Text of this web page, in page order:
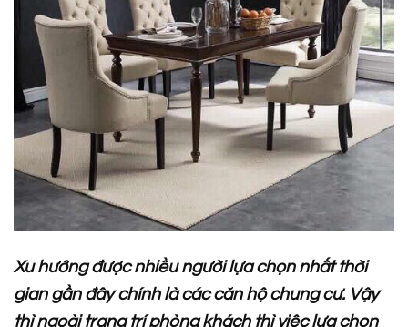
Xu hướng được nhiều người lựa chọn nhất thời
gian gần đây chính là các căn hộ chung cư. Vậy
thì ngoài trang trí phòng khách thì việc lựa chọn